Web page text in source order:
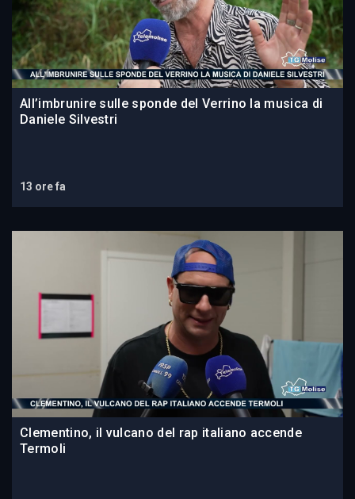
All’imbrunire sulle sponde del Verrino la musica di
Daniele Silvestri
13 ore fa
Clementino, il vulcano del rap italiano accende
Termoli